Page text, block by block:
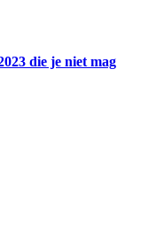
die je niet mag